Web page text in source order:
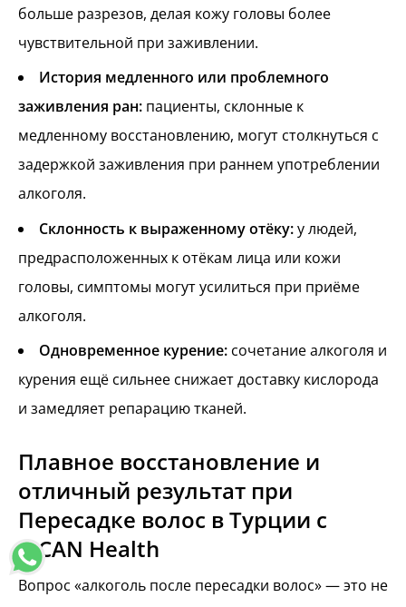
больше разрезов, делая кожу головы более
чувствительной при заживлении.
История медленного или проблемного
заживления ран: пациенты, склонные к
медленному восстановлению, могут столкнуться с
задержкой заживления при раннем употреблении
алкоголя.
Склонность к выраженному отёку:у людей,
предрасположенных к отёкам лица или кожи
головы, симптомы могут усилиться при приёме
алкоголя.
Одновременное курение: сочетание алкоголя и
курения ещё сильнее снижает доставку кислорода
и замедляет репарацию тканей.
Плавное восстановление и
отличный результат при
Пересадке волос в Турции с
MCAN Health
Вопрос «алкоголь после пересадки волос» — это не